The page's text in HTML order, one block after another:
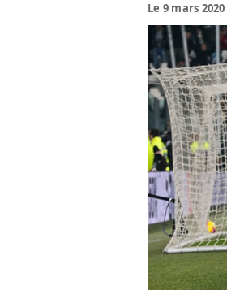
Le 9 mars